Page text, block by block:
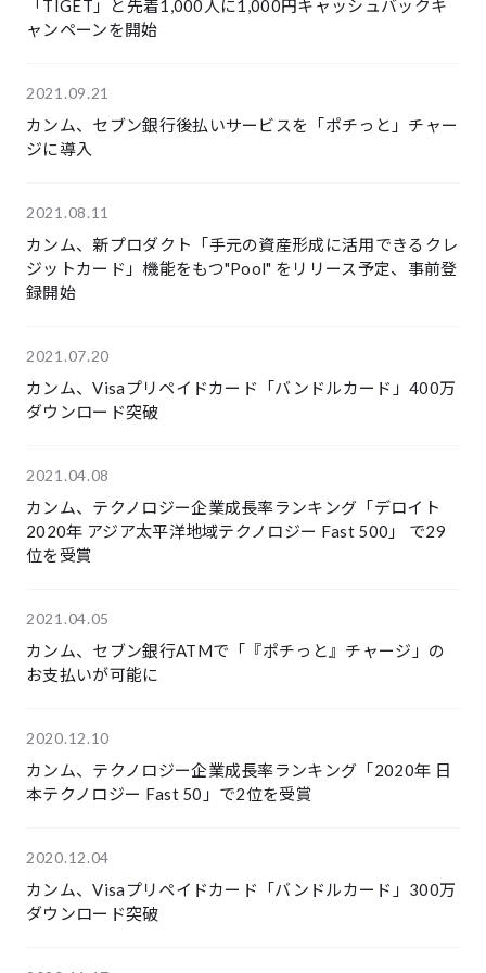
「TIGET」と先着1,000人に1,000円キャッシュバックキ
ャンペーンを開始
2021.09.21
カンム、セブン銀行後払いサービスを「ポチっと」チャー
ジに導入
2021.08.11
カンム、新プロダクト「手元の資産形成に活用できるクレ
ジットカード」機能をもつ"Pool" をリリース予定、事前登
録開始
2021.07.20
カンム、Visaプリペイドカード「バンドルカード」400万
ダウンロード突破
2021.04.08
カンム、テクノロジー企業成長率ランキング「デロイト
2020年 アジア太平洋地域テクノロジー Fast 500」 で29
位を受賞
2021.04.05
カンム、セブン銀行ATMで「『ポチっと』チャージ」の
お支払いが可能に
2020.12.10
カンム、テクノロジー企業成長率ランキング「2020年 日
本テクノロジー Fast 50」で2位を受賞
2020.12.04
カンム、Visaプリペイドカード「バンドルカード」300万
ダウンロード突破